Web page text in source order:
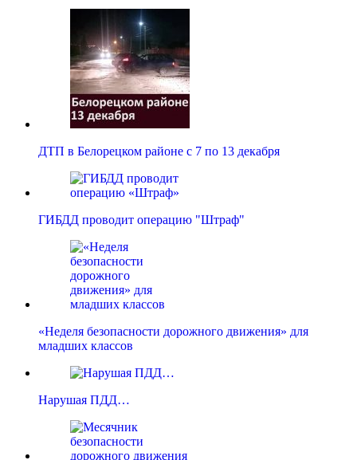
ДТП в Белорецком районе с 7 по 13 декабря
ГИБДД проводит операцию "Штраф"
«Неделя безопасности дорожного движения» для
младших классов
Нарушая ПДД…